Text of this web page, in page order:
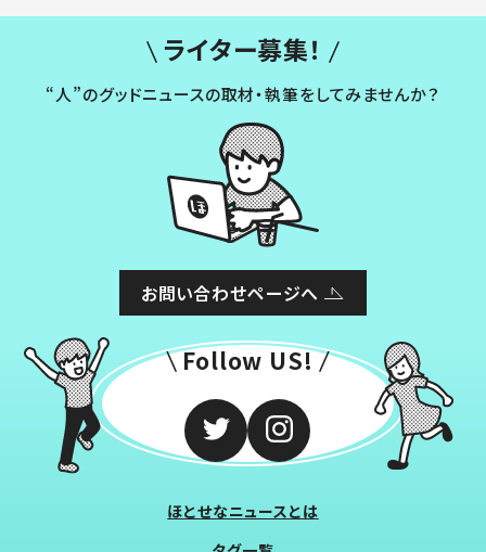
ライター募集！
“人”のグッドニュースの取材・執筆をしてみませんか？
お問い合わせページへ
Follow US!
ほとせなニュースとは